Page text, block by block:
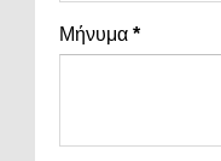
Μήνυμα *